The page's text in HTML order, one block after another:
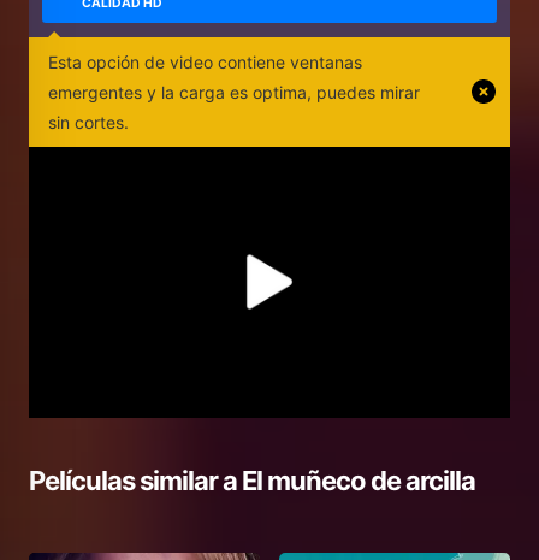
CALIDAD HD
Esta opción de video contiene ventanas
emergentes y la carga es optima, puedes mirar
sin cortes.
Películas similar aEl muñeco de arcilla